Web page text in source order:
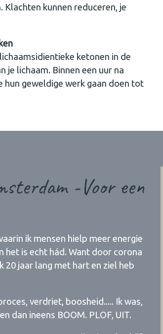
kunnen reduceren, je
ketonen in de
je lichaam. Binnen een uur na
hun geweldige werk gaan doen tot
-Voor een
ik mensen hielp meer energie
het is echt hád. Want door corona
20 jaar lang met hart en ziel heb
verdriet, boosheid..... Ik was,
dan ineens BOOM. PLOF, UIT.